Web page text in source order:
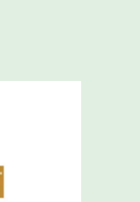
Förstora